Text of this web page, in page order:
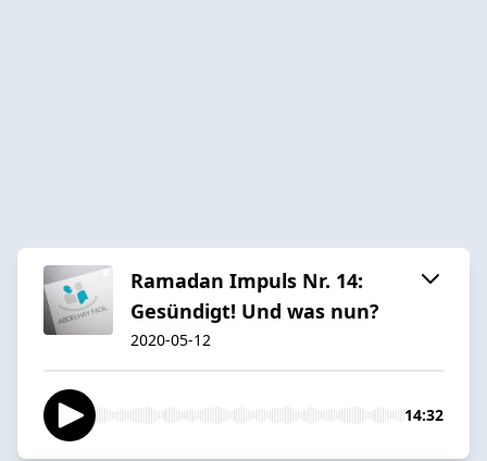
Ramadan Impuls Nr. 14:
Gesündigt! Und was nun?
2020-05-12
14:32